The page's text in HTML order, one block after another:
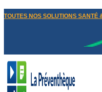
TOUTES NOS SOLUTIONS SANTÉ